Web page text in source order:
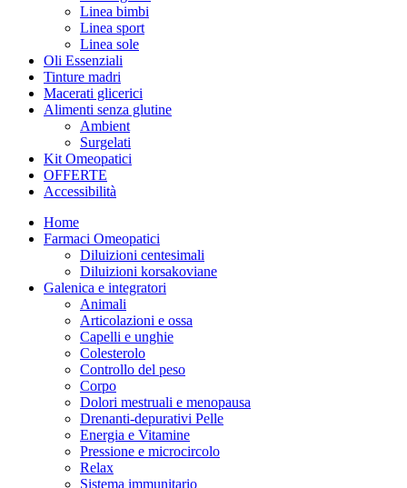
Linea bimbi
Linea sport
Linea sole
Oli Essenziali
Tinture madri
Macerati glicerici
Alimenti senza glutine
Ambient
Surgelati
Kit Omeopatici
OFFERTE
Accessibilità
Home
Farmaci Omeopatici
Diluizioni centesimali
Diluizioni korsakoviane
Galenica e integratori
Animali
Articolazioni e ossa
Capelli e unghie
Colesterolo
Controllo del peso
Corpo
Dolori mestruali e menopausa
Drenanti-depurativi Pelle
Energia e Vitamine
Pressione e microcircolo
Relax
Sistema immunitario